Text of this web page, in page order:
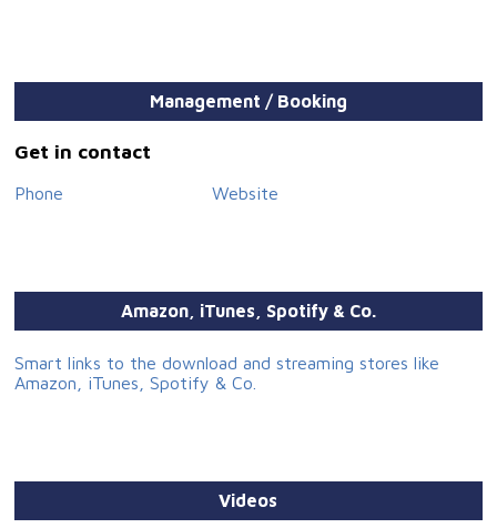
Management / Booking
Get in contact
Phone Website
Amazon, iTunes, Spotify & Co.
Smart links to the download and streaming stores like
Amazon, iTunes, Spotify & Co.
Videos